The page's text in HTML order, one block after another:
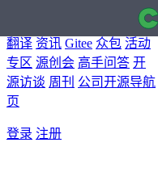
博客
翻译 资讯 Gitee 众包 活动
专区 源创会 高手问答 开
源访谈 周刊 公司开源导航
页
登录 注册